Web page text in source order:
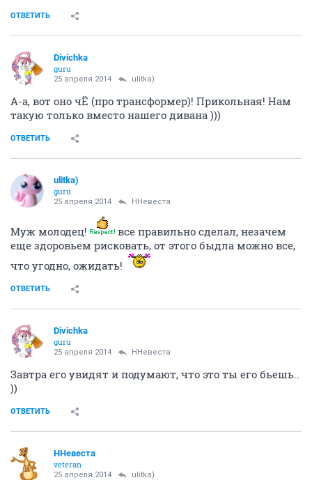
ОТВЕТИТЬ
Divichka
guru
25 апреля 2014 ulitka)
А-а, вот оно чЁ (про трансформер)! Прикольная! Нам
такую только вместо нашего дивана )))
ОТВЕТИТЬ
ulitka)
guru
25 апреля 2014 ННевеста
Муж молодец!
все правильно сделал, незачем
еще здоровьем рисковать, от этого быдла можно все,
что угодно, ожидать!
ОТВЕТИТЬ
Divichka
guru
25 апреля 2014 ННевеста
Завтра его увидят и подумают, что это ты его бьешь..
))
ОТВЕТИТЬ
ННевеста
veteran
25 апреля 2014 ulitka)